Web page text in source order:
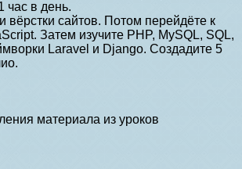
час в день.
вёрстки сайтов. Потом перейдёте к
Затем изучите PHP, MySQL, SQL,
Laravel и Django. Создадите 5
материала из уроков